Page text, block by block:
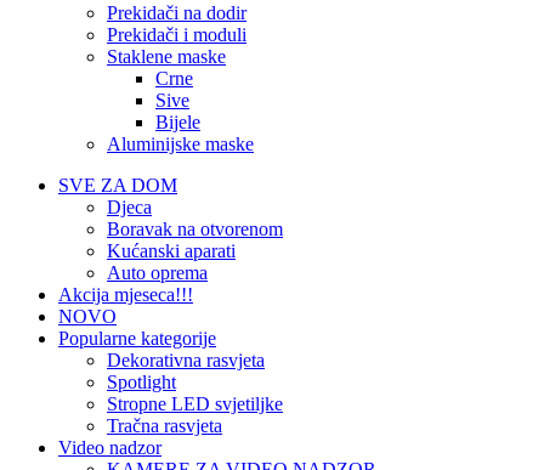
Prekidači na dodir
Prekidači i moduli
Staklene maske
Crne
Sive
Bijele
Aluminijske maske
SVE ZA DOM
Djeca
Boravak na otvorenom
Kućanski aparati
Auto oprema
Akcija mjeseca!!!
NOVO
Popularne kategorije
Dekorativna rasvjeta
Spotlight
Stropne LED svjetiljke
Tračna rasvjeta
Video nadzor